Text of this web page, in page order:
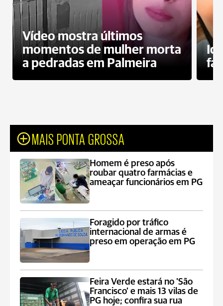
Vídeo mostra últimos
momentos de mulher morta
a pedradas em Palmeira
MAIS PONTA GROSSA
Homem é preso após
roubar quatro farmácias e
ameaçar funcionários em PG
Foragido por tráfico
internacional de armas é
preso em operação em PG
Feira Verde estará no 'São
Francisco' e mais 13 vilas de
PG hoje; confira sua rua